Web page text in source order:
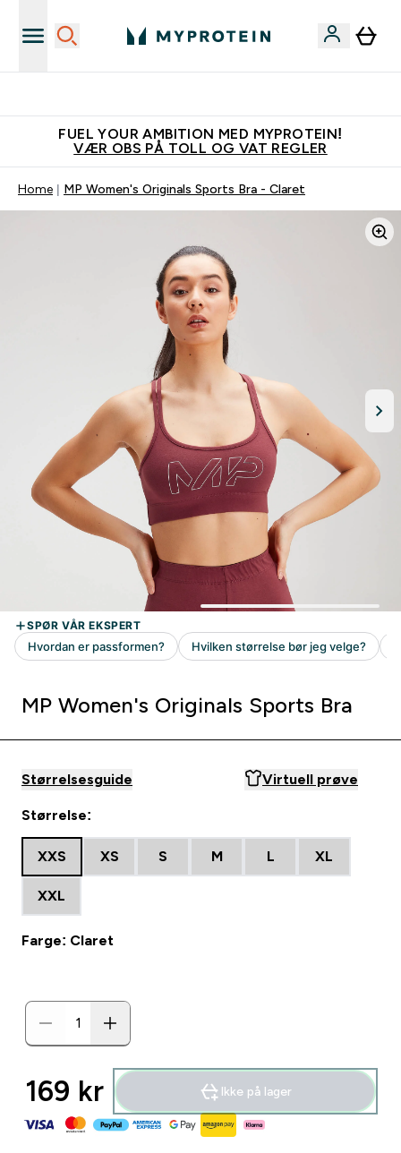
FUEL YOUR AMBITION MED MYPROTEIN!
VÆR OBS PÅ TOLL OG VAT REGLER
Home MP Women's Originals Sports Bra - Claret
MP Women's Originals Sports Bra
Størrelsesguide Virtuell prøve
Størrelse:
XXS XS S M L XL
XXL
Farge: Claret
169 kr‎ Ikke på lager